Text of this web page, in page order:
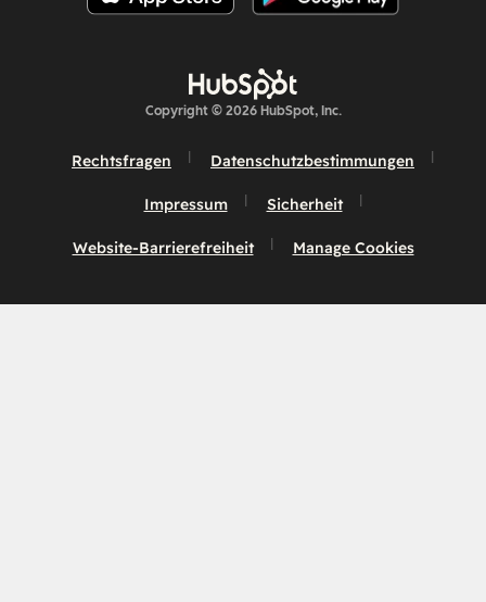
Copyright © 2026 HubSpot, Inc.
Rechtsfragen Datenschutzbestimmungen
Impressum Sicherheit
Website-Barrierefreiheit Manage Cookies